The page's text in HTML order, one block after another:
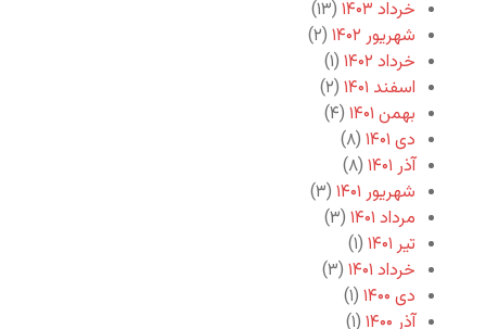
خرداد ۱۴۰۳
(۱۳)
شهریور ۱۴۰۲
(۲)
خرداد ۱۴۰۲
(۱)
اسفند ۱۴۰۱
(۲)
بهمن ۱۴۰۱
(۴)
دی ۱۴۰۱
(۸)
آذر ۱۴۰۱
(۸)
شهریور ۱۴۰۱
(۳)
مرداد ۱۴۰۱
(۳)
تیر ۱۴۰۱
(۱)
خرداد ۱۴۰۱
(۳)
دی ۱۴۰۰
(۱)
آذر ۱۴۰۰
(۱)